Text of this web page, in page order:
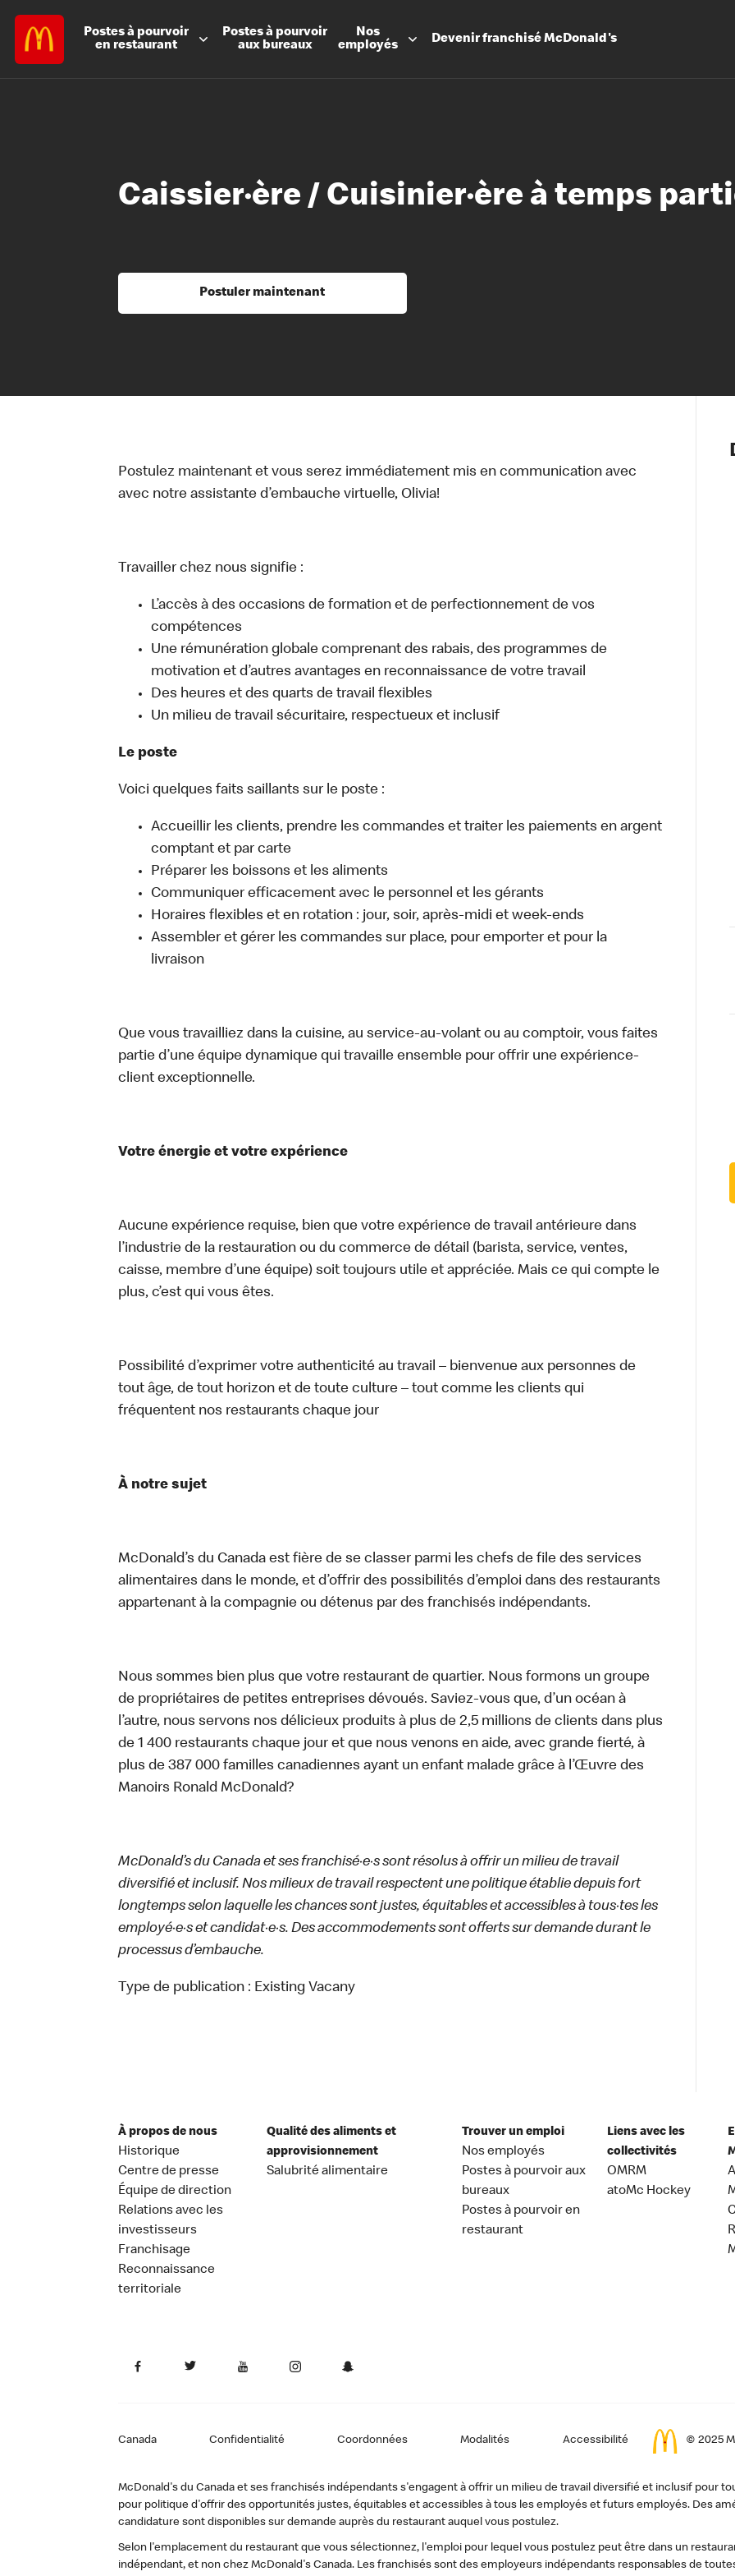
Postes à pourvoir
en restaurant
Postes à pourvoir
aux bureaux
Nos
employés
DevenirfranchiséMcDonald's
Les
Notre
Nos
Santé et
Caissier·ère / Cuisinier·ère à temps
Postuler maintenant
Postulez maintenant et vous serez immédiatement mis en communication avec
avec notre assistante d’embauche virtuelle, Olivia!
Travailler chez nous signifie :
L’accès à des occasions de formation et de perfectionnement de vos
compétences
Une rémunération globale comprenant des rabais, des programmes de
motivation et d’autres avantages en reconnaissance de votre travail
Des heures et des quarts de travail flexibles
Un milieu de travail sécuritaire, respectueux et inclusif
Le poste
Voici quelques faits saillants sur le poste :
Accueillir les clients, prendre les commandes et traiter les paiements en argent
comptant et par carte
Préparer les boissons et les aliments
Communiquer efficacement avec le personnel et les gérants
Horaires flexibles et en rotation : jour, soir, après-midi et week-ends
Assembler et gérer les commandes sur place, pour emporter et pour la
livraison
Que vous travailliez dans la cuisine, au service-au-volant ou au comptoir, vous faites
partie d’une équipe dynamique qui travaille ensemble pour offrir une expérience-
client exceptionnelle.
Votre énergie et votre expérience
Aucune expérience requise, bien que votre expérience de travail antérieure dans
l’industrie de la restauration ou du commerce de détail (barista, service, ventes,
caisse, membre d’une équipe) soit toujours utile et appréciée. Mais ce qui compte le
plus, c’est qui vous êtes.
Possibilité d’exprimer votre authenticité au travail – bienvenue aux personnes de
tout âge, de tout horizon et de toute culture – tout comme les clients qui
fréquentent nos restaurants chaque jour
À notre sujet
McDonald’s du Canada est fière de se classer parmi les chefs de file des services
alimentaires dans le monde, et d’offrir des possibilités d’emploi dans des restaurants
appartenant à la compagnie ou détenus par des franchisés indépendants.
Nous sommes bien plus que votre restaurant de quartier. Nous formons un groupe
de propriétaires de petites entreprises dévoués. Saviez-vous que, d’un océan à
l’autre, nous servons nos délicieux produits à plus de 2,5 millions de clients dans plus
de 1 400 restaurants chaque jour et que nous venons en aide, avec grande fierté, à
plus de 387 000 familles canadiennes ayant un enfant malade grâce à l’Œuvre des
Manoirs Ronald McDonald?
McDonald’s du Canada et ses franchisé·e·s sont résolus à offrir un milieu de travail
diversifié et inclusif. Nos milieux de travail respectent une politique établie depuis fort
longtemps selon laquelle les chances sont justes, équitables et accessibles à tous·tes les
employé·e·s et candidat·e·s. Des accommodements sont offerts sur demande durant le
processus d’embauche.
Type de publication : Existing Vacany
À propos de nous
Historique
Centre de presse
Équipe de direction
Relations avec les
investisseurs
Franchisage
Reconnaissance
territoriale
Qualité des aliments et
approvisionnement
Salubrité alimentaire
Trouver un emploi
Nos employés
Postes à pourvoir aux
bureaux
Postes à pourvoir en
restaurant
Liens avec les
collectivités
OMRM
atoMc Hockey
Canada Confidentialité Coordonnées Modalités Accessibilité © 2025
McDonald's du Canada et ses franchisés indépendants s'engagent à offrir un milieu de travail diversifié et inclusif pour
pour politique d'offrir des opportunités justes, équitables et accessibles à tous les employés et futurs employés. Des
candidature sont disponibles sur demande auprès du restaurant auquel vous postulez.
Selon l'emplacement du restaurant que vous sélectionnez, l'emploi pour lequel vous postulez peut être dans un
indépendant, et non chez McDonald's Canada. Les franchisés sont des employeurs indépendants responsables de